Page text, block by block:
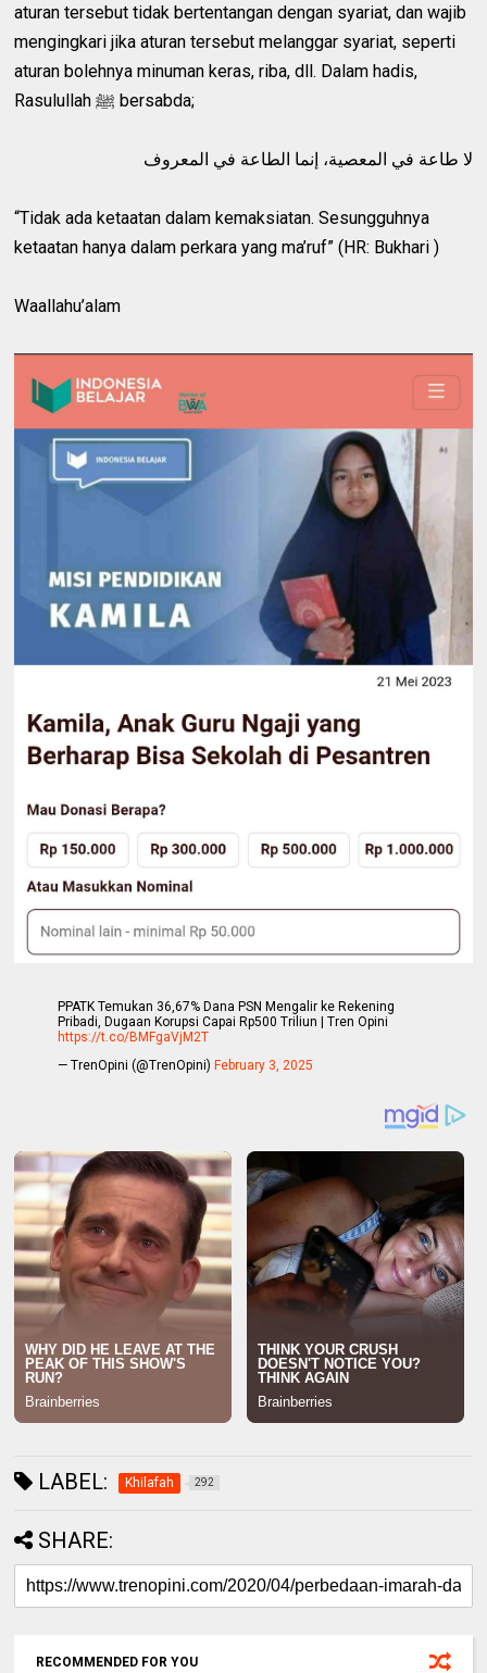
aturan tersebut tidak bertentangan dengan syariat, dan wajib
mengingkari jika aturan tersebut melanggar syariat, seperti
aturan bolehnya minuman keras, riba, dll. Dalam hadis,
Rasulullah ﷺ bersabda;
لا طاعة في المعصية، إنما الطاعة في المعروف
“Tidak ada ketaatan dalam kemaksiatan. Sesungguhnya
ketaatan hanya dalam perkara yang ma’ruf” (HR: Bukhari )
Waallahu’alam
PPATK Temukan 36,67% Dana PSN Mengalir ke Rekening
Pribadi, Dugaan Korupsi Capai Rp500 Triliun | Tren Opini
https://t.co/BMFgaVjM2T
— TrenOpini (@TrenOpini) February 3, 2025
LABEL: Khilafah 292
SHARE:
RECOMMENDED FOR YOU